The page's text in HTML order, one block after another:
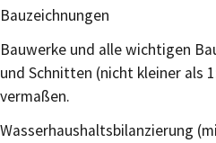
Bauzeichnungen
Bauwerke und alle wichtigen
und Schnitten (nicht kleiner als
vermaßen.
Wasserhaushaltsbilanzierung